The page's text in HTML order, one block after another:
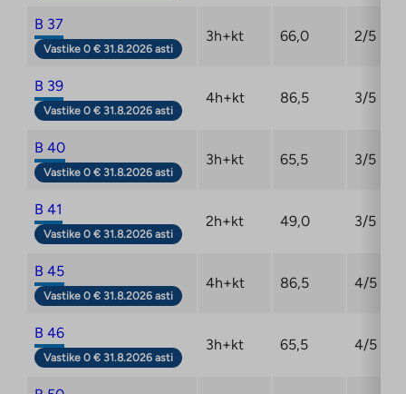
B 37
Vastike 0 € 31.8.2026 asti
3h+kt 66,0 2/5
B 39
Vastike 0 € 31.8.2026 asti
4h+kt 86,5 3/5
B 40
Vastike 0 € 31.8.2026 asti
3h+kt 65,5 3/5
B 41
Vastike 0 € 31.8.2026 asti
2h+kt 49,0 3/5
B 45
Vastike 0 € 31.8.2026 asti
4h+kt 86,5 4/5
B 46
Vastike 0 € 31.8.2026 asti
3h+kt 65,5 4/5